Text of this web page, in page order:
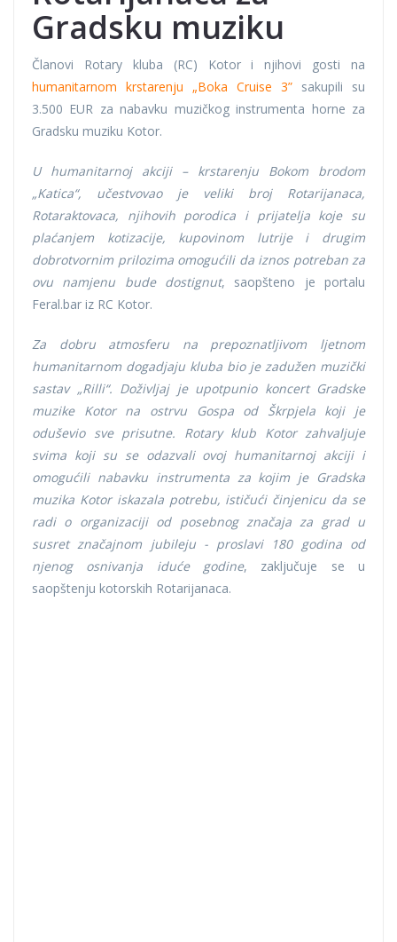
Gradsku muziku
Članovi Rotary kluba (RC) Kotor i njihovi gosti na
humanitarnom krstarenju „Boka Cruise 3” sakupili su
3.500 EUR za nabavku muzičkog instrumenta horne za
Gradsku muziku Kotor.
U humanitarnoj akciji – krstarenju Bokom brodom
„Katica“, učestvovao je veliki broj Rotarijanaca,
Rotaraktovaca, njihovih porodica i prijatelja koje su
plaćanjem kotizacije, kupovinom lutrije i drugim
dobrotvornim prilozima omogućili da iznos potreban za
ovu namjenu bude dostignut, saopšteno je portalu
Feral.bar iz RC Kotor.
Za dobru atmosferu na prepoznatljivom ljetnom
humanitarnom dogadjaju kluba bio je zadužen muzički
sastav „Rilli“. Doživljaj je upotpunio koncert Gradske
muzike Kotor na ostrvu Gospa od Škrpjela koji je
oduševio sve prisutne. Rotary klub Kotor zahvaljuje
svima koji su se odazvali ovoj humanitarnoj akciji i
omogućili nabavku instrumenta za kojim je Gradska
muzika Kotor iskazala potrebu, ističući činjenicu da se
radi o organizaciji od posebnog značaja za grad u
susret značajnom jubileju - proslavi 180 godina od
njenog osnivanja iduće godine, zaključuje se u
saopštenju kotorskih Rotarijanaca.